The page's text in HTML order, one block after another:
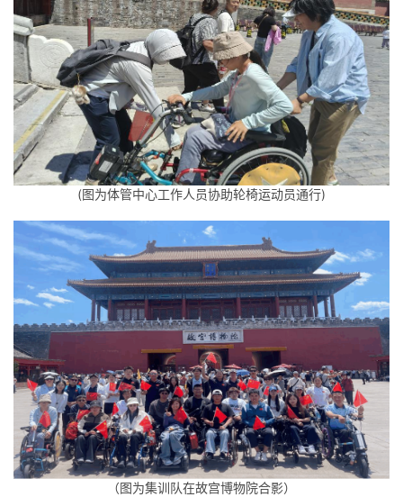
(图为体管中心工作人员协助轮椅运动员通行)
（图为集训队在故宫博物院合影）